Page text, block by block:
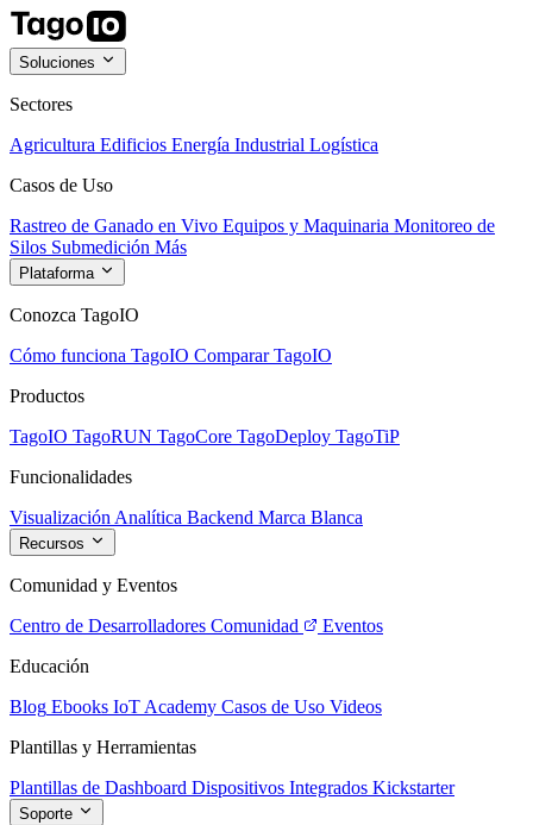
Soluciones
Sectores
Agricultura Edificios Energía Industrial Logística
Casos de Uso
Rastreo de Ganado en Vivo Equipos y Maquinaria Monitoreo de
Silos Submedición Más
Plataforma
Conozca TagoIO
Cómo funciona TagoIO Comparar TagoIO
Productos
TagoIO TagoRUN TagoCore TagoDeploy TagoTiP
Funcionalidades
Visualización Analítica Backend Marca Blanca
Recursos
Comunidad y Eventos
Centro de Desarrolladores Comunidad
Eventos
Educación
Blog Ebooks IoT Academy Casos de Uso Videos
Plantillas y Herramientas
Plantillas de Dashboard Dispositivos Integrados Kickstarter
Soporte